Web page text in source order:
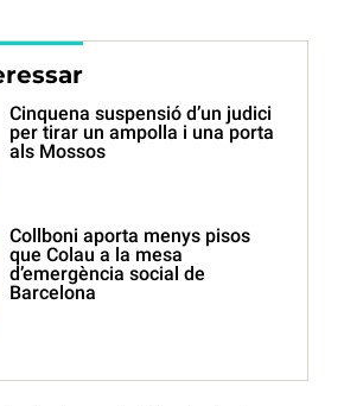
Cinquena suspensió d’un judici
per tirar un ampolla i una porta
als Mossos
Collboni aporta menys pisos
que Colau a la mesa
d’emergència social de
Barcelona